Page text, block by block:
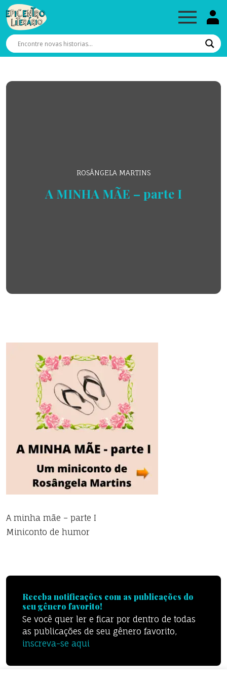
ROSÂNGELA MARTINS
A MINHA MÃE – parte I
A minha mãe – parte I
Miniconto de humor
Receba notificações com as publicações do
seu gênero favorito!
Se você quer ler e ficar por dentro de todas
as publicações de seu gênero favorito,
inscreva-se aqui